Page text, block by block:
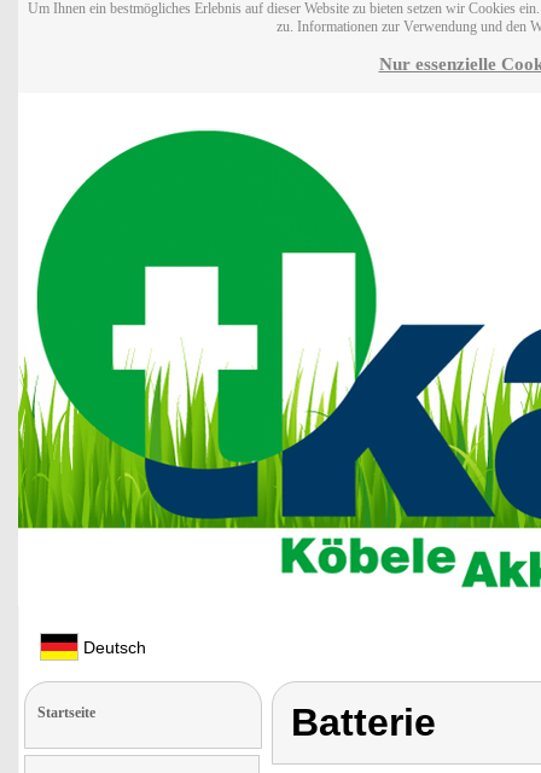
Um Ihnen ein bestmögliches Erlebnis auf dieser Website zu bieten setzen wir Cookies
zu. Informationen zur Verwendung und den
Nur essenzielle
Deutsch
Startseite Batterie